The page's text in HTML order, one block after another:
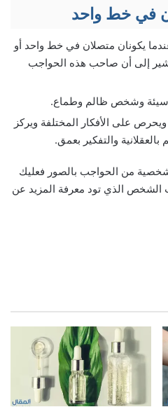
في خط واحد
يكونان متصلان في خط واحد أو
إلى أن صاحب هذه الحواجب
سيئة وشخص ظالم وطماع.
على الأفكار المختلفة ويركز
والتفكير بعمق.
من الحواجب بالصور فعليك
الشخص الذي تود معرفة المزيد عن